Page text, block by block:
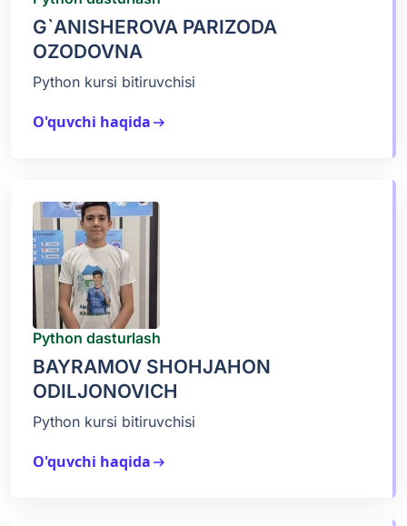
G`ANISHEROVA PARIZODA
OZODOVNA
Python kursi bitiruvchisi
O'quvchi haqidaarrow_right_alt
Python dasturlash
BAYRAMOV SHOHJAHON
ODILJONOVICH
Python kursi bitiruvchisi
O'quvchi haqidaarrow_right_alt